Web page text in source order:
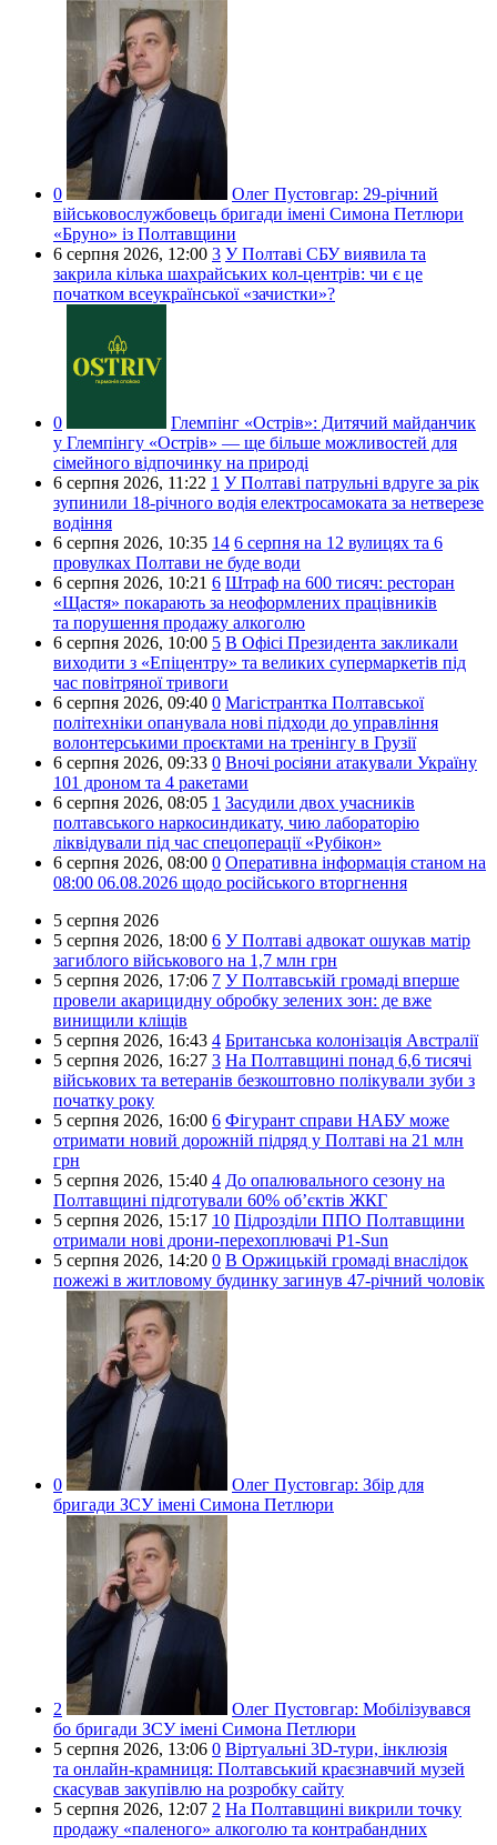
0 Олег Пустовгар: 29-річний
військовослужбовець бригади імені Симона Петлюри
«Бруно» із Полтавщини
6 серпня 2026, 12:00 3 У Полтаві СБУ виявила та
закрила кілька шахрайських кол-центрів: чи є це
початком всеукраїнської «зачистки»?
0 Глемпінг «Острів»: Дитячий майданчик
у Глемпінгу «Острів» — ще більше можливостей для
сімейного відпочинку на природі
6 серпня 2026, 11:22 1 У Полтаві патрульні вдруге за рік
зупинили 18-річного водія електросамоката за нетверезе
водіння
6 серпня 2026, 10:35 14 6 серпня на 12 вулицях та 6
провулках Полтави не буде води
6 серпня 2026, 10:21 6 Штраф на 600 тисяч: ресторан
«Щастя» покарають за неоформлених працівників
та порушення продажу алкоголю
6 серпня 2026, 10:00 5 В Офісі Президента закликали
виходити з «Епіцентру» та великих супермаркетів під
час повітряної тривоги
6 серпня 2026, 09:40 0 Магістрантка Полтавської
політехніки опанувала нові підходи до управління
волонтерськими проєктами на тренінгу в Грузії
6 серпня 2026, 09:33 0 Вночі росіяни атакували Україну
101 дроном та 4 ракетами
6 серпня 2026, 08:05 1 Засудили двох учасників
полтавського наркосиндикату, чию лабораторію
ліквідували під час спецоперації «Рубікон»
6 серпня 2026, 08:00 0 Оперативна інформація станом на
08:00 06.08.2026 щодо російського вторгнення
5 серпня 2026
5 серпня 2026, 18:00 6 У Полтаві адвокат ошукав матір
загиблого військового на 1,7 млн грн
5 серпня 2026, 17:06 7 У Полтавській громаді вперше
провели акарицидну обробку зелених зон: де вже
винищили кліщів
5 серпня 2026, 16:43 4 Британська колонізація Австралії
5 серпня 2026, 16:27 3 На Полтавщині понад 6,6 тисячі
військових та ветеранів безкоштовно полікували зуби з
початку року
5 серпня 2026, 16:00 6 Фігурант справи НАБУ може
отримати новий дорожній підряд у Полтаві на 21 млн
грн
5 серпня 2026, 15:40 4 До опалювального сезону на
Полтавщині підготували 60% об’єктів ЖКГ
5 серпня 2026, 15:17 10 Підрозділи ППО Полтавщини
отримали нові дрони-перехоплювачі P1-Sun
5 серпня 2026, 14:20 0 В Оржицькій громаді внаслідок
пожежі в житловому будинку загинув 47-річний чоловік
0 Олег Пустовгар: Збір для
бригади ЗСУ імені Симона Петлюри
2 Олег Пустовгар: Мобілізувався
бо бригади ЗСУ імені Симона Петлюри
5 серпня 2026, 13:06 0 Віртуальні 3D-тури, інклюзія
та онлайн-крамниця: Полтавський краєзнавчий музей
скасував закупівлю на розробку сайту
5 серпня 2026, 12:07 2 На Полтавщині викрили точку
продажу «паленого» алкоголю та контрабандних